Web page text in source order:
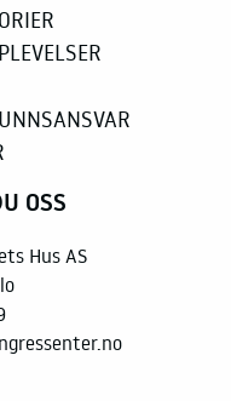
OSS
Hus AS